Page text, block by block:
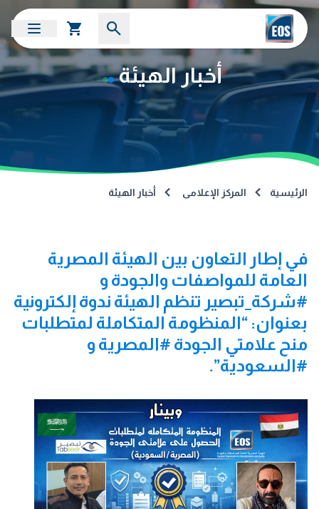
أخبار الهيئة
الرئيسية المركز الإعلامى أخبار الهيئة
في إطار التعاون بين الهيئة المصرية
العامة للمواصفات والجودة و
#شركة_تبصير تنظم الهيئة ندوة إلكترونية
بعنوان: “المنظومة المتكاملة لمتطلبات
منح علامتي الجودة #المصرية و
#السعودية”.